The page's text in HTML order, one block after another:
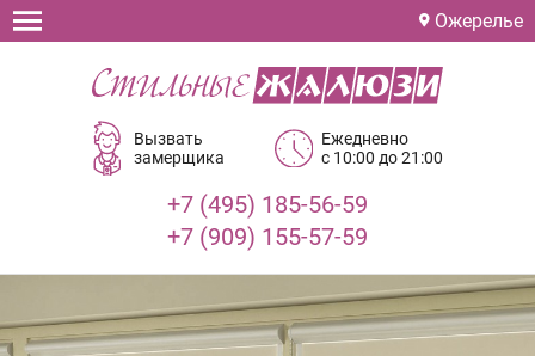
Ожерелье
Вызвать
замерщика
Ежедневно
с 10:00 до 21:00
+7 (495) 185-56-59
+7 (909) 155-57-59